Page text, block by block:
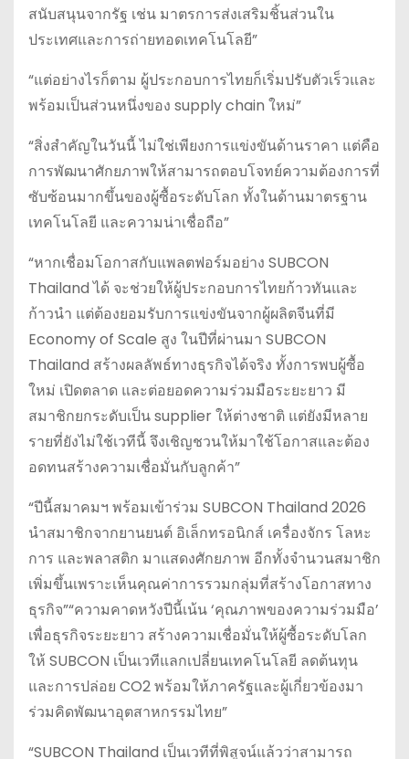
สนับสนุนจากรัฐ เช่น มาตรการส่งเสริมชิ้นส่วนใน
ประเทศและการถ่ายทอดเทคโนโลยี”
“แต่อย่างไรก็ตาม ผู้ประกอบการไทยก็เริ่มปรับตัวเร็วและ
พร้อมเป็นส่วนหนึ่งของ supply chain ใหม่”
“สิ่งสำคัญในวันนี้ ไม่ใช่เพียงการแข่งขันด้านราคา แต่คือ
การพัฒนาศักยภาพให้สามารถตอบโจทย์ความต้องการที่
ซับซ้อนมากขึ้นของผู้ซื้อระดับโลก ทั้งในด้านมาตรฐาน
เทคโนโลยี และความน่าเชื่อถือ”
“หากเชื่อมโอกาสกับแพลตฟอร์มอย่าง SUBCON
Thailand ได้ จะช่วยให้ผู้ประกอบการไทยก้าวทันและ
ก้าวนำ แต่ต้องยอมรับการแข่งขันจากผู้ผลิตจีนที่มี
Economy of Scale สูง ในปีที่ผ่านมา SUBCON
Thailand สร้างผลลัพธ์ทางธุรกิจได้จริง ทั้งการพบผู้ซื้อ
ใหม่ เปิดตลาด และต่อยอดความร่วมมือระยะยาว มี
สมาชิกยกระดับเป็น supplier ให้ต่างชาติ แต่ยังมีหลาย
รายที่ยังไม่ใช้เวทีนี้ จึงเชิญชวนให้มาใช้โอกาสและต้อง
อดทนสร้างความเชื่อมั่นกับลูกค้า”
“ปีนี้สมาคมฯ พร้อมเข้าร่วม SUBCON Thailand 2026
นำสมาชิกจากยานยนต์ อิเล็กทรอนิกส์ เครื่องจักร โลหะ
การ และพลาสติก มาแสดงศักยภาพ อีกทั้งจำนวนสมาชิก
เพิ่มขึ้นเพราะเห็นคุณค่าการรวมกลุ่มที่สร้างโอกาสทาง
ธุรกิจ”“ความคาดหวังปีนี้เน้น ‘คุณภาพของความร่วมมือ’
เพื่อธุรกิจระยะยาว สร้างความเชื่อมั่นให้ผู้ซื้อระดับโลก
ให้ SUBCON เป็นเวทีแลกเปลี่ยนเทคโนโลยี ลดต้นทุน
และการปล่อย CO2 พร้อมให้ภาครัฐและผู้เกี่ยวข้องมา
ร่วมคิดพัฒนาอุตสาหกรรมไทย”
“SUBCON Thailand เป็นเวทีที่พิสูจน์แล้วว่าสามารถ